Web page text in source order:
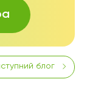
блог